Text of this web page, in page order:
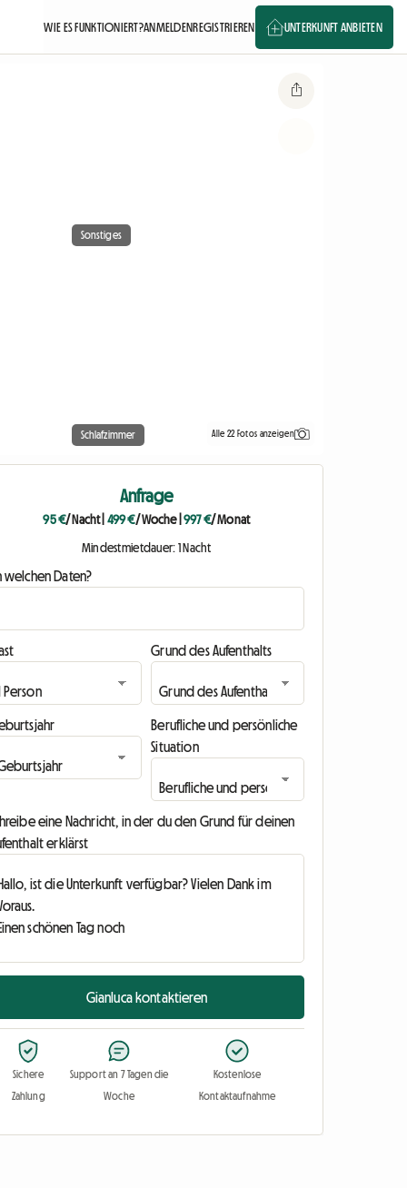
WIE ES FUNKTIONIERT?ANMELDENREGISTRIEREN UNTERKUNFT ANBIETEN
Sonstiges
Schlafzimmer Alle 22 Fotos anzeigen
Anfrage
95 €/ Nacht| 499 €/ Woche|997 €/ Monat
Mindestmietdauer: 1 Nacht
welchen Daten?
Grund des Aufenthalts
Berufliche und persönliche
Situation
eine Nachricht, in der du den Grund für deinen
erklärst
Gianluca kontaktieren
Sichere
Zahlung
Support an 7 Tagen die
Woche
Kostenlose
Kontaktaufnahme